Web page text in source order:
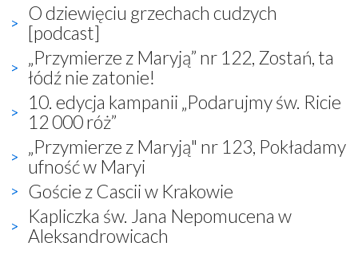
O dziewięciu grzechach cudzych
[podcast]
„Przymierze z Maryją” nr 122, Zostań, ta
łódź nie zatonie!
10. edycja kampanii „Podarujmy św. Ricie
12 000 róż”
„Przymierze z Maryją" nr 123, Pokładamy
ufność w Maryi
Goście z Cascii w Krakowie
Kapliczka św. Jana Nepomucena w
Aleksandrowicach